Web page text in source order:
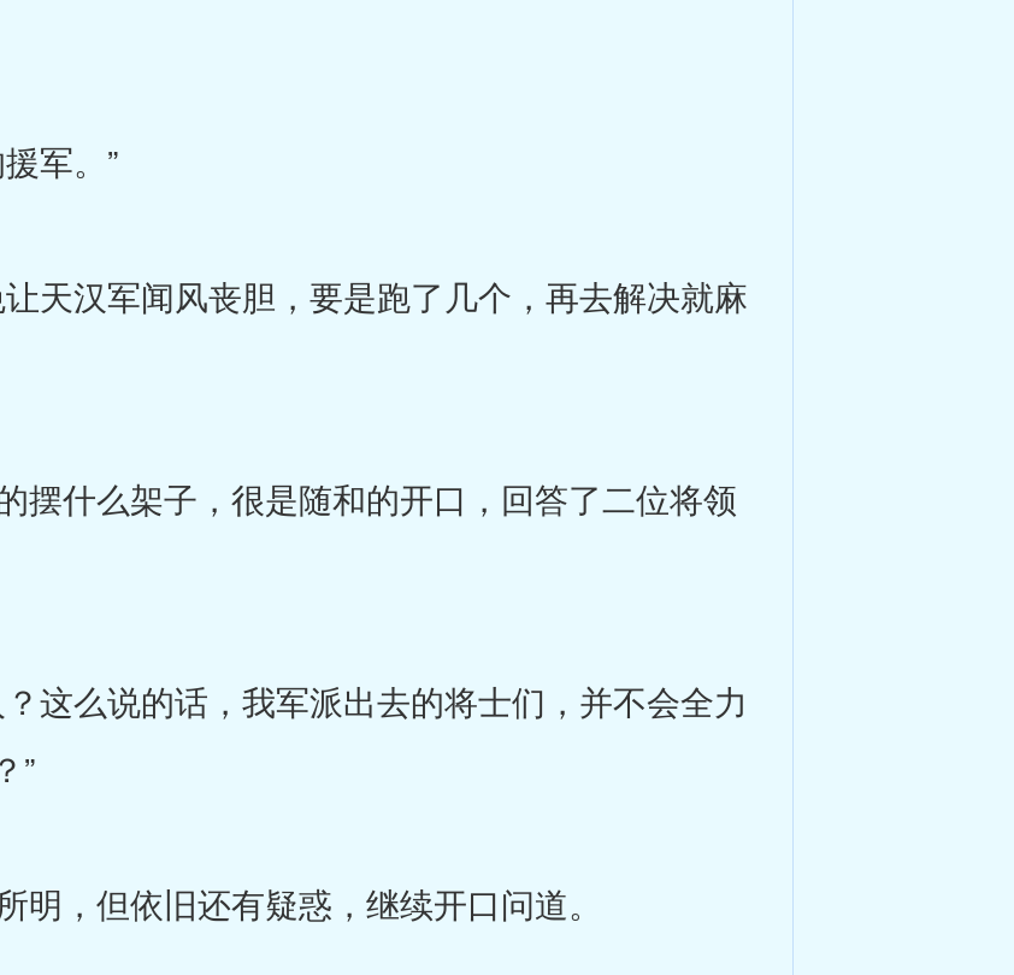
军。”
天汉军闻风丧胆，要是跑了几个，再去解决就麻
摆什么架子，很是随和的开口，回答了二位将领
这么说的话，我军派出去的将士们，并不会全力
”
，但依旧还有疑惑，继续开口问道。